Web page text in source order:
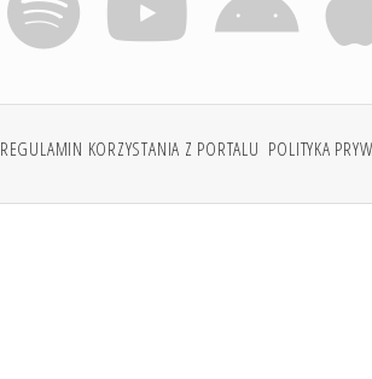
REGULAMIN KORZYSTANIA Z PORTALU POLITYKA